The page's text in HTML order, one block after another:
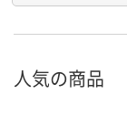
人気の商品